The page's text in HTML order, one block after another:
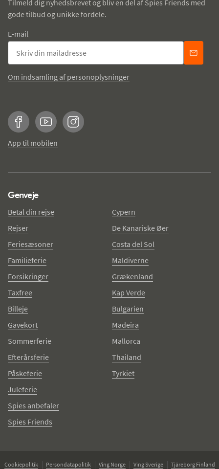
Tilmeld dig nyhedsbrevet og bliv en del af Spies Friends med
gode tilbud og unikke fordele.
E-mail
Om indsamling af personoplysninger
FacebookYouTubeInstagram
App til mobilen
Genveje
Betal din rejse
Rejser
Feriesæsoner
Familieferie
Forsikringer
Taxfree
Billeje
Gavekort
Sommerferie
Efterårsferie
Påskeferie
Juleferie
Spies anbefaler
Spies Friends
Cypern
De Kanariske Øer
Costa del Sol
Maldiverne
Grækenland
Kap Verde
Bulgarien
Madeira
Mallorca
Thailand
Tyrkiet
Cookiepolitik Persondatapolitik Ving Norge Ving Sverige Tjäreborg Finland